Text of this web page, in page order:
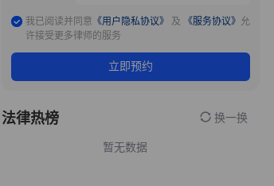
我已阅读并同意 《用户隐私协议》 及 《服务协议》 允
许接受更多律师的服务
立即预约
法律热榜 换一换
暂无数据